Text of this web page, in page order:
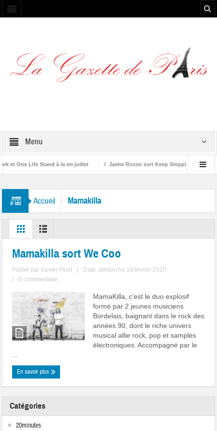
Menu
et One Life Stand à la mi-juillet Jaime Rosso sort Keep Stepping, son
Accueil Mamakilla
Mamakilla sort We Coo
Publié par Xavier Fluet
Date :dimanche 16 février 2020
0 commentaire
MamaKilla, c'est le duo explosif
formé par 2 jeunes musiciens
Bordelais, baignant dans le rock des
années 90, dont le riche univers
musical allie rock, pop et samples
électroniques. Accompagné par le
En savoir plus
Catégories
20minutes